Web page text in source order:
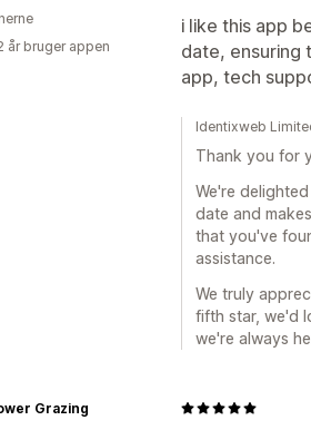
i like this app
date, ensuring
app, tech
år bruger appen
Identixweb
Thank you for
We're
date and
that you've
assistance.
We truly
fifth star, we'd
we're always
Grazing